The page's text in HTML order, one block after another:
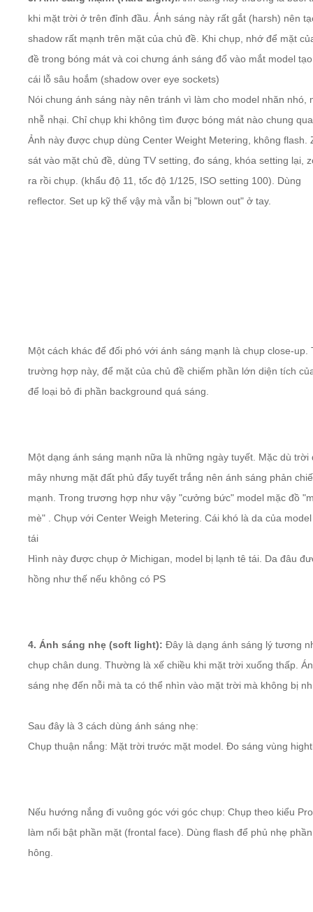
khi mặt trời ở trên đỉnh đầu. Ánh sáng này rất gắt (harsh) nên
shadow rất mạnh trên mặt của chủ đề. Khi chụp, nhớ để mặt
đề trong bóng mát và coi chưng ánh sáng đổ vào mắt model
cái lỗ sâu hoắm (shadow over eye sockets)
Nói chung ánh sáng này nên tránh vì làm cho model nhăn nhó,
nhễ nhại. Chỉ chụp khi không tìm được bóng mát nào chung
Ảnh này được chụp dùng Center Weight Metering, không flash.
sát vào mặt chủ đề, dùng TV setting, đo sáng, khóa setting lại,
ra rồi chụp. (khẩu độ 11, tốc độ 1/125, ISO setting 100). Dùng
reflector. Set up kỹ thế vậy mà vẫn bị "blown out" ở tay.
Một cách khác để đối phó với ánh sáng mạnh là chụp close-up.
trường hợp này, để mặt của chủ đề chiếm phần lớn diện tích
để loại bỏ đi phần background quá sáng.
Một dạng ánh sáng mạnh nữa là những ngày tuyết. Mặc dù trời
mây nhưng mặt đất phủ đẩy tuyết trắng nên ánh sáng phản
mạnh. Trong trương hợp như vậy "cưởng bức" model mặc đồ
mè" . Chụp với Center Weigh Metering. Cái khó là da của
tái
Hình này được chụp ở Michigan, model bị lạnh tê tái. Da đâu
hồng như thế nếu không có PS
4. Ánh sáng nhẹ (soft light): Đây là dạng ánh sáng lý tương
chụp chân dung. Thường là xế chiều khi mặt trời xuống thấp.
sáng nhẹ đến nỗi mà ta có thể nhìn vào mặt trời mà không bị
Sau đây là 3 cách dùng ánh sáng nhẹ:
Chụp thuận nắng: Mặt trời trước mặt model. Đo sáng vùng
Nếu hướng nắng đi vuông góc với góc chụp: Chụp theo kiểu
làm nổi bật phần mặt (frontal face). Dùng flash để phủ nhẹ
hông.